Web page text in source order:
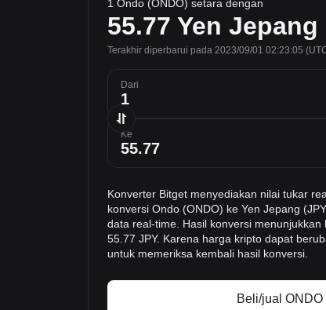
1 Ondo (ONDO) setara dengan
55.77 Yen Jepang
Terakhir diperbarui pada 2023/09/01 02:23:05
Dari
Ke
Konverter Bitget menyediakan nilai tukar
konversi Ondo (ONDO) ke Yen Jepang
data real-time. Hasil konversi
55.77 JPY. Karena harga kripto dapat
untuk memeriksa kembali hasil konversi.
Beli/jual ONDO